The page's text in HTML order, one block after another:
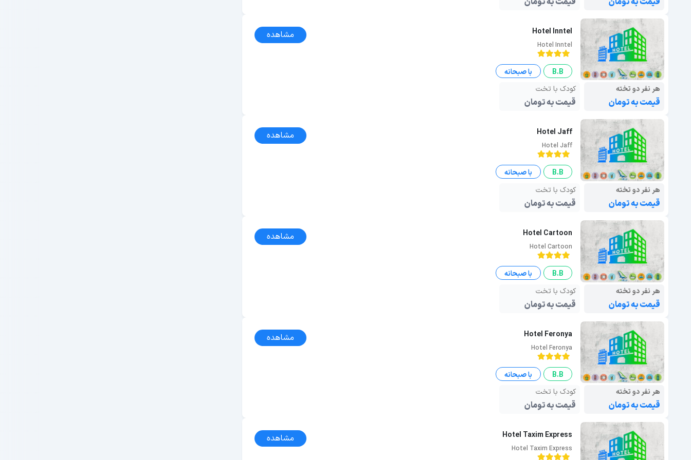
Hotel Inntel
Hotel Inntel
مشاهده
B.B
با صبحانه
هر نفر دو تخته
قیمت به تومان
کودک با تخت
قیمت به تومان
Hotel Jaff
Hotel Jaff
مشاهده
B.B
با صبحانه
هر نفر دو تخته
قیمت به تومان
کودک با تخت
قیمت به تومان
Hotel Cartoon
Hotel Cartoon
مشاهده
B.B
با صبحانه
هر نفر دو تخته
قیمت به تومان
کودک با تخت
قیمت به تومان
Hotel Feronya
Hotel Feronya
مشاهده
B.B
با صبحانه
هر نفر دو تخته
قیمت به تومان
کودک با تخت
قیمت به تومان
Hotel Taxim Express
Hotel Taxim Express
مشاهده